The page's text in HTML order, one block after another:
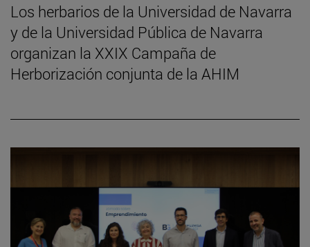
Los herbarios de la Universidad de Navarra
y de la Universidad Pública de Navarra
organizan la XXIX Campaña de
Herborización conjunta de la AHIM